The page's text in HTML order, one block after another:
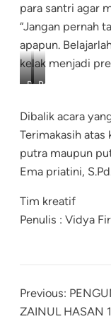
para santri agar
“Jangan pernah
apapun.
kelak menjadi
Pasangan
Ketua
Wakil
OSIS
Putra
Pasangan
Ketua
Wakil
OSIS
Putri
Dibalik acara
Terimakasih atas
putra maupun
Ema priatini,
Tim kreatif
Penulis : Vidya
Previous:
ZAINUL HASAN